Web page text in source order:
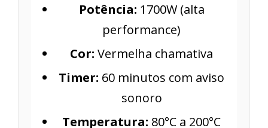
Potência: 1700W (alta
performance)
Cor: Vermelha chamativa
Timer: 60 minutos com aviso
sonoro
Temperatura: 80°C a 200°C